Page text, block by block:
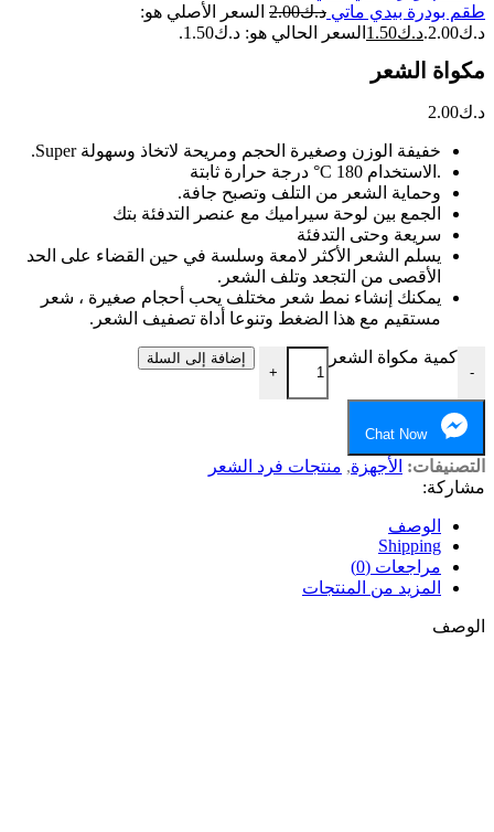
طقم بودرة بيدي ماتي د.ك2.00 السعر الأصلي هو:
د.ك2.00.
د.ك1.50 السعر الحالي هو: د.ك1.50.
مكواة الشعر
د.ك2.00
خفيفة الوزن وصغيرة الحجم ومريحة لاتخاذ وسهولة Super.
.الاستخدام 180 C° درجة حرارة ثابتة
وحماية الشعر من التلف وتصبح جافة.
الجمع بين لوحة سيراميك مع عنصر التدفئة بتك
سريعة وحتى التدفئة
يسلم الشعر الأكثر لامعة وسلسة في حين القضاء على الحد
الأقصى من التجعد وتلف الشعر.
يمكنك إنشاء نمط شعر مختلف يحب أحجام صغيرة ، شعر
مستقيم مع هذا الضغط وتنوعا أداة تصفيف الشعر.
-
كمية مكواة الشعر
+
إضافة إلى السلة
Chat Now
التصنيفات: الأجهزة, منتجات فرد الشعر
مشاركة:
الوصف
Shipping
مراجعات (0)
المزيد من المنتجات
الوصف